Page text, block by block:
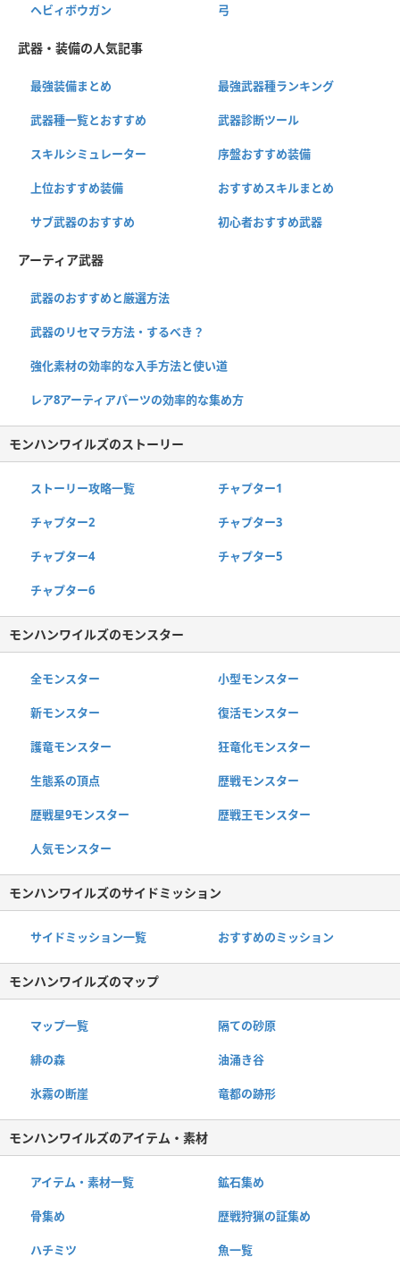
ヘビィボウガン 弓
武器・装備の人気記事
最強装備まとめ 最強武器種ランキング
武器種一覧とおすすめ 武器診断ツール
スキルシミュレーター 序盤おすすめ装備
上位おすすめ装備 おすすめスキルまとめ
サブ武器のおすすめ 初心者おすすめ武器
アーティア武器
武器のおすすめと厳選方法
武器のリセマラ方法・するべき？
強化素材の効率的な入手方法と使い道
レア8アーティアパーツの効率的な集め方
モンハンワイルズのストーリー
ストーリー攻略一覧 チャプター1
チャプター2 チャプター3
チャプター4 チャプター5
チャプター6
モンハンワイルズのモンスター
全モンスター 小型モンスター
新モンスター 復活モンスター
護竜モンスター 狂竜化モンスター
生態系の頂点 歴戦モンスター
歴戦星9モンスター 歴戦王モンスター
人気モンスター
モンハンワイルズのサイドミッション
サイドミッション一覧 おすすめのミッション
モンハンワイルズのマップ
マップ一覧 隔ての砂原
緋の森 油涌き谷
氷霧の断崖 竜都の跡形
モンハンワイルズのアイテム・素材
アイテム・素材一覧 鉱石集め
骨集め 歴戦狩猟の証集め
ハチミツ 魚一覧